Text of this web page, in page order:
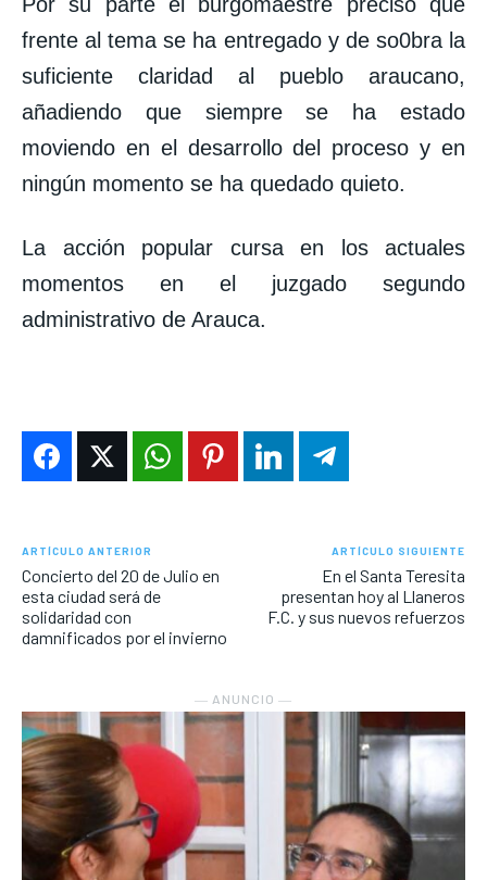
frente al tema se ha entregado y de so0bra la
suficiente claridad al pueblo araucano,
añadiendo que siempre se ha estado
moviendo en el desarrollo del proceso y en
ningún momento se ha quedado quieto.
La acción popular cursa en los actuales
momentos en el juzgado segundo
administrativo de Arauca.
ARTÍCULO ANTERIOR
Concierto del 20 de Julio en
esta ciudad será de
solidaridad con
damnificados por el invierno
ARTÍCULO SIGUIENTE
En el Santa Teresita
presentan hoy al Llaneros
F.C. y sus nuevos refuerzos
― ANUNCIO ―